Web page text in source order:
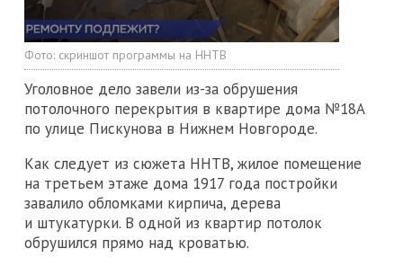
Фото: скриншот программы на ННТВ
Уголовное дело завели из-за обрушения
потолочного перекрытия в квартире дома №18А
по улице Пискунова в Нижнем Новгороде.
Как следует из сюжета ННТВ, жилое помещение
на третьем этаже дома 1917 года постройки
завалило обломками кирпича, дерева
и штукатурки. В одной из квартир потолок
обрушился прямо над кроватью.